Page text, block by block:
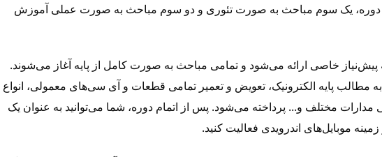
دوره، یک سوم مباحث به صورت تئوری و دو سوم مباحث به صورت عملی آموزش
پیش‌نیاز خاصی ارائه می‌شود و تمامی مباحث به صورت کامل از پایه آغاز می‌شوند.
مطالب پایه الکترونیک، تعویض و تعمیر تمامی قطعات و آی سی‌های معمولی، انواع
مدارات مختلف و... پرداخته می‌شود. پس از اتمام دوره، شما می‌توانید به عنوان یک
موبایل‌های اندرویدی فعالیت کنید.